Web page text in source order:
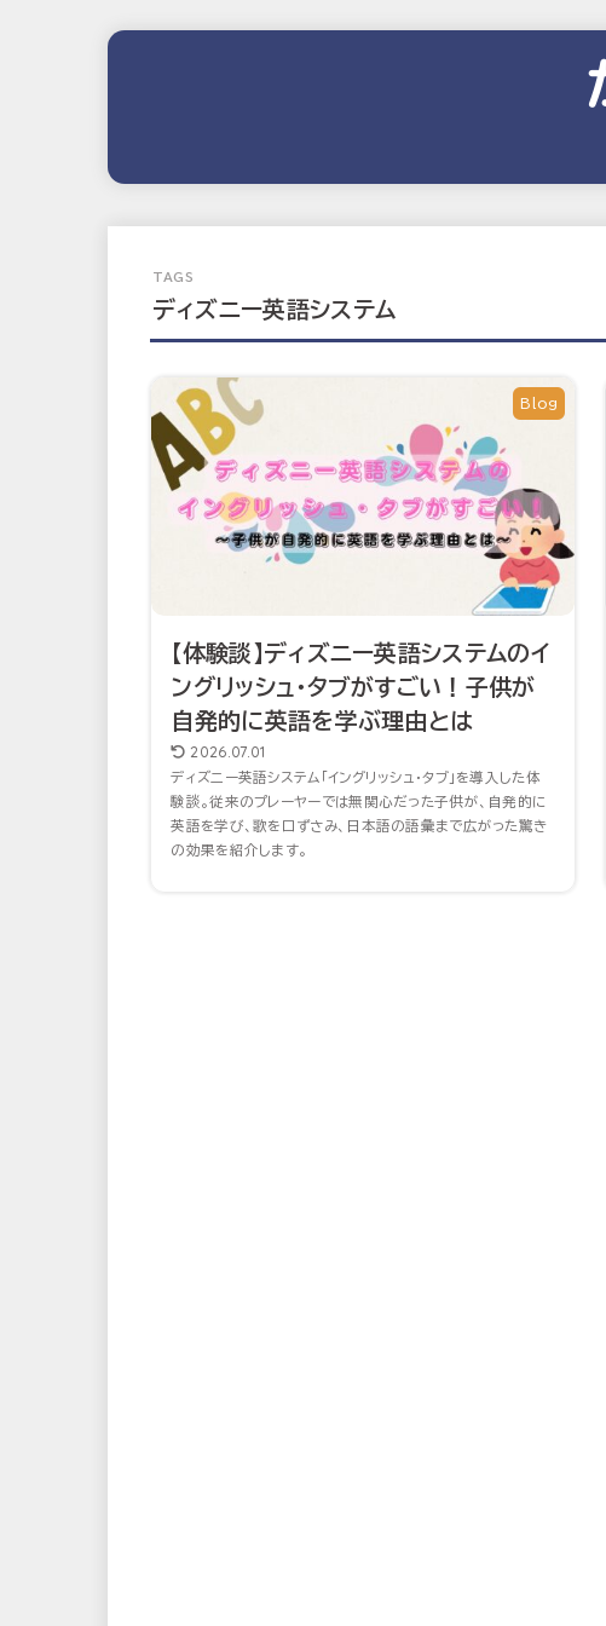
ディズニー英語システム
Blog
【体験談】ディズニー英語システムのイ
ングリッシュ・タブがすごい！子供が
自発的に英語を学ぶ理由とは
2026.07.01
ディズニー英語システム「イングリッシュ・タブ」を導入した体
験談。従来のプレーヤーでは無関心だった子供が、自発的に
英語を学び、歌を口ずさみ、日本語の語彙まで広がった驚き
の効果を紹介します。